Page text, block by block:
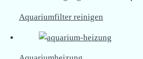
Aquariumfilter reinigen